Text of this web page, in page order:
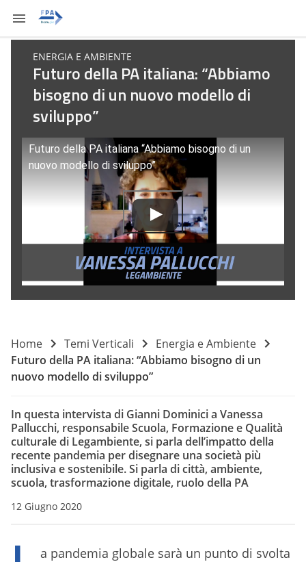
ENERGIA E AMBIENTE
Futuro della PA italiana: “Abbiamo
bisogno di un nuovo modello di
sviluppo”
Futuro della PA italiana “Abbiamo bisogno di un
nuovo modello di sviluppo”
Home Temi Verticali
Energia e Ambiente
Futuro della PA italiana: “Abbiamo bisogno di un
nuovo modello di sviluppo”
In questa intervista di Gianni Dominici a Vanessa
Pallucchi, responsabile Scuola, Formazione e Qualità
culturale di Legambiente, si parla dell’impatto della
recente pandemia per disegnare una società più
inclusiva e sostenibile. Si parla di città, ambiente,
scuola, trasformazione digitale, ruolo della PA
12 Giugno 2020
a pandemia globale sarà un punto di svolta